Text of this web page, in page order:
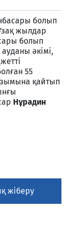
болып
жылдар
болып
әкімі,
55
қайтып
Нұрадин
жіберу